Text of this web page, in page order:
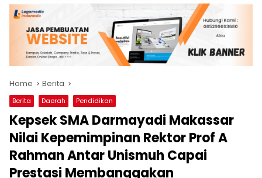
Home Berita
Berita Daerah Pendidikan
Kepsek SMA Darmayadi Makassar
Nilai Kepemimpinan Rektor Prof A
Rahman Antar Unismuh Capai
Prestasi Membanggakan